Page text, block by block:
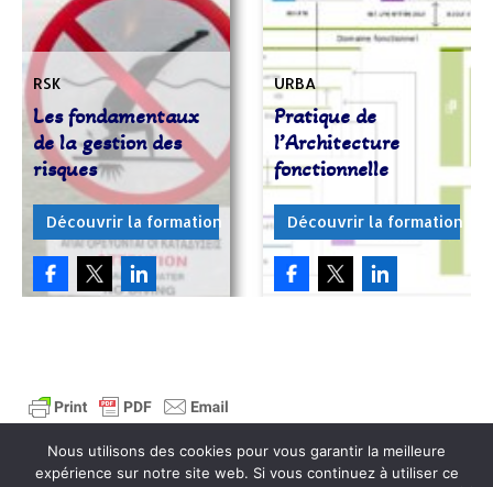
RSK
Les fondamentaux
de la gestion des
risques
Découvrir la formation
URBA
Pratique de
l’Architecture
fonctionnelle
Découvrir la formation
Nous utilisons des cookies pour vous garantir la meilleure
expérience sur notre site web. Si vous continuez à utiliser ce